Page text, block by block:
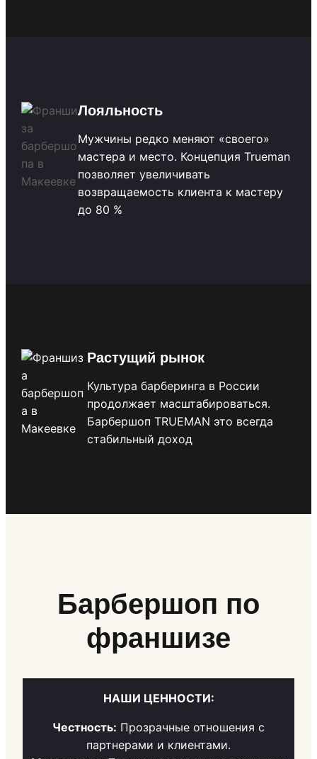
Лояльность
Мужчины редко меняют «своего»
мастера и место. Концепция Trueman
позволяет увеличивать
возвращаемость клиента к мастеру
до 80 %
Растущий рынок
Культура барберинга в России
продолжает масштабироваться.
Барбершоп TRUEMAN это всегда
стабильный доход
Барбершоп по
франшизе
НАШИ ЦЕННОСТИ:
Честность: Прозрачные отношения с
партнерами и клиентами.